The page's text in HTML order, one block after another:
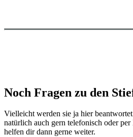
Noch Fragen zu den
Vielleicht werden sie ja hier
natürlich auch gern telefonisch oder
helfen dir dann gerne weiter.